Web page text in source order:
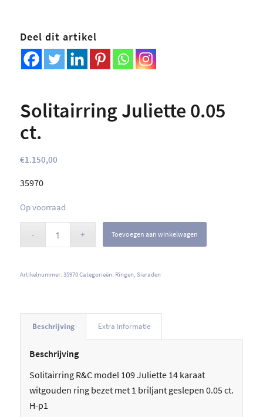
Deel dit artikel
Solitairring Juliette 0.05
ct.
€1.150,00
35970
Op voorraad
Toevoegen aan winkelwagen
Artikelnummer: 35970Categorieën: Ringen, Sieraden
Beschrijving Extra informatie
Beschrijving
Solitairring R&C model 109 Juliette 14 karaat
witgouden ring bezet met 1 briljant geslepen 0.05 ct.
H-p1